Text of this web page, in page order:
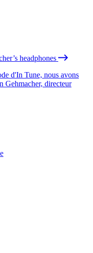
headphones
d'In Tune, nous avons
Gehmacher, directeur